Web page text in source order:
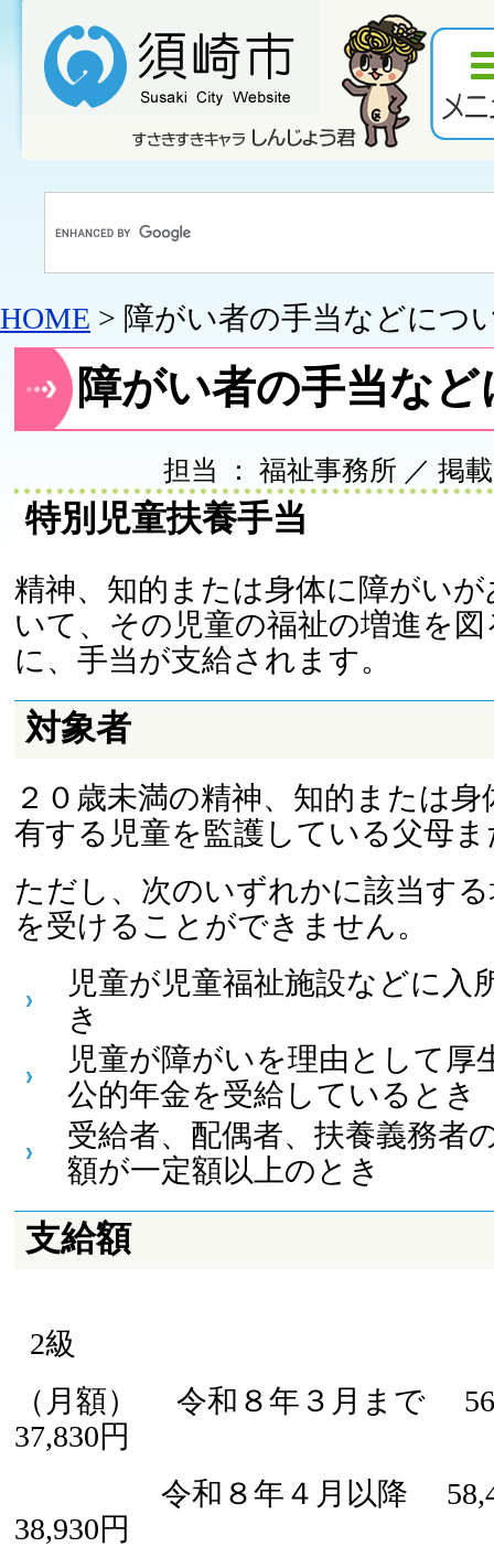
HOME > 障がい者の手当などにつ
障がい者の手当な
担当 ： 福祉事務所 ／ 掲
特別児童扶養手当
精神、知的または身体に障がい
いて、その児童の福祉の増進を
に、手当が支給されます。
対象者
２０歳未満の精神、知的または
有する児童を監護している父母
ただし、次のいずれかに該当す
を受けることができません。
児童が児童福祉施設などに入
き
児童が障がいを理由として厚
公的年金を受給しているとき
受給者、配偶者、扶養義務者
額が一定額以上のとき
支給額
2級
（月額） 令和８年３月まで
37,830円
令和８年４月以降
38,930円